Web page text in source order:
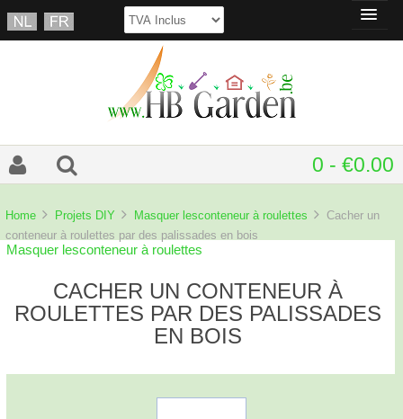
0 - €0.00
Home Projets DIY Masquer lesconteneur à roulettes
Cacher un
conteneur à roulettes par des palissades en bois
Masquer lesconteneur à roulettes
CACHER UN CONTENEUR À
ROULETTES PAR DES PALISSADES
EN BOIS